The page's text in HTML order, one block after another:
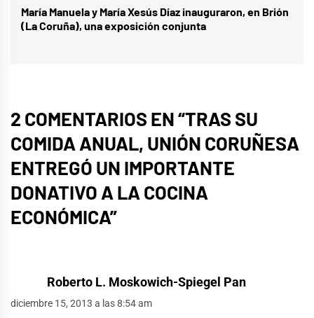
Entrada
siguiente:
María Manuela y María Xesús Díaz inauguraron, en Brión
(La Coruña), una exposición conjunta
2 COMENTARIOS EN “TRAS SU
COMIDA ANUAL, UNIÓN CORUÑESA
ENTREGÓ UN IMPORTANTE
DONATIVO A LA COCINA
ECONÓMICA”
Roberto L. Moskowich-Spiegel Pan
diciembre 15, 2013 a las 8:54 am